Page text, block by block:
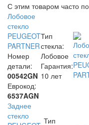
С этим товаром часто
Лобовое
стекло
PEUGEOT
PARTNER
Номер
детали:
00542GN
Еврокод:
6537AGN
Тип
стекла:
Лобовое
Гарантия:
10 лет
Заднее
стекло
Тип